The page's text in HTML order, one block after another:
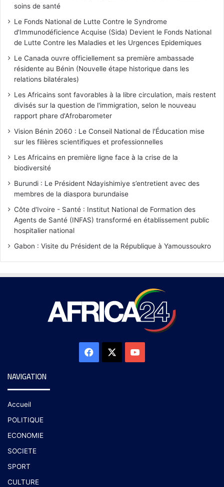
soins de santé
Le Fonds National de Lutte Contre le Syndrome
d'Immunodéficience Acquise (Sida) Devient le Fonds National
de Lutte Contre les Maladies et les Urgences Epidemiques
Le Canada ouvre officiellement sa première ambassade
résidente au Bénin (Nouvelle étape historique dans les
relations bilatérales)
Les Africains sont favorables à la libre circulation, mais restent
divisés sur la question de l'immigration, selon le nouveau
rapport phare d'Afrobarometer
Vision Bénin 2060 : Le Conseil National de l'Éducation mise
sur les filières scientifiques et professionnelles
Les Africains en première ligne face à la crise de la
biodiversité
Burundi : Le Président Ndayishimiye s’entretient avec des
membres de la diaspora burundaise
Côte d'Ivoire - Santé : Institut National de Formation des
Agents de Santé (INFAS) transformé en établissement public
hospitalier national
Gabon : Visite du Président de la République à Yamoussoukro
NAVIGATION
Accueil
POLITIQUE
ECONOMIE
SOCIETE
SPORT
CULTURE